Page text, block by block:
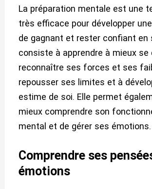
La préparation mentale est une
très efficace pour développer
de gagnant et rester confiant en
consiste à apprendre à mieux se
reconnaître ses forces et ses
repousser ses limites et à
estime de soi. Elle permet
mieux comprendre son
mental et de gérer ses émotions.
Comprendre ses
émotions